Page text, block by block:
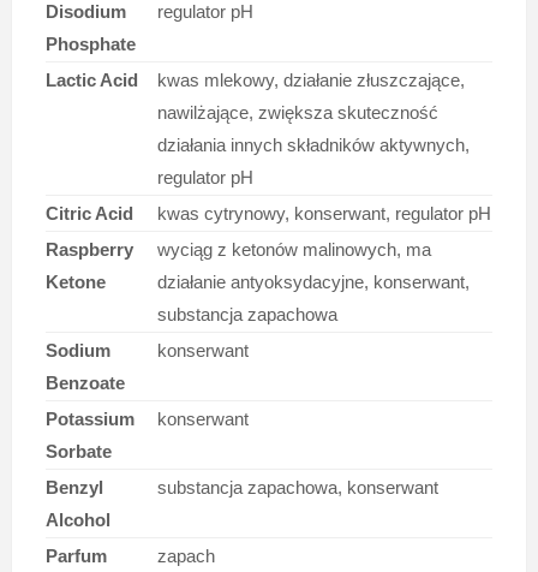
Disodium
Phosphate
regulator pH
Lactic Acid
kwas mlekowy, działanie złuszczające,
nawilżające, zwiększa skuteczność
działania innych składników aktywnych,
regulator pH
Citric Acid
kwas cytrynowy, konserwant, regulator pH
Raspberry
Ketone
wyciąg z ketonów malinowych, ma
działanie antyoksydacyjne, konserwant,
substancja zapachowa
Sodium
Benzoate
konserwant
Potassium
Sorbate
konserwant
Benzyl
Alcohol
substancja zapachowa, konserwant
Parfum
zapach